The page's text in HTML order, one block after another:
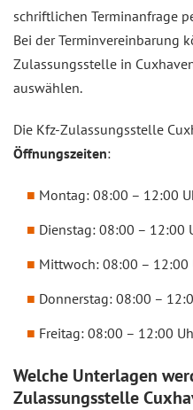
schriftlichen Terminanfrage
Bei der Terminvereinbarung
Zulassungsstelle in
auswählen.
Die Kfz-Zulassungsstelle
Öffnungszeiten:
Montag: 08:00 – 12:00
Dienstag: 08:00 – 12:00
Mittwoch: 08:00 –
Donnerstag: 08:00 –
Freitag: 08:00 – 12:00
Welche Unterlagen
Zulassungsstelle